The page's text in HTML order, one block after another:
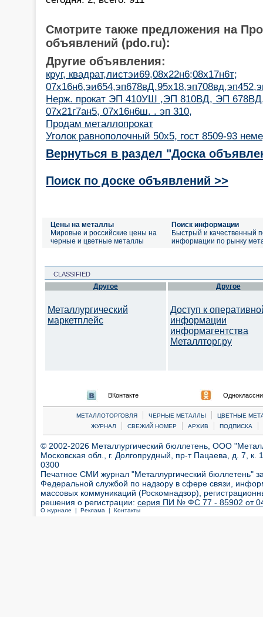
Смотрите также предложения на
объявлений (pdo.ru):
Другие объявления:
круг, квадрат,листэи69,08х22н6;08х17н6т;
Нерж. прокат ЭП 410УШ ,ЭП 810ВД, ЭП
07х21г7ан5, 07х16н6ш. . эп 310,
Продам металлопрокат
Уголок равнополочный 50х5, гост 8509-93
Вернуться в раздел "Доска
Поиск по доске объявлений >>
Цены на металлы
Мировые и российские цены на
черные и цветные металлы
Поиск информации
Быстрый и качественный
информации по рынку
CLASSIFIED
Другое
Металлургический
маркетплейс
Другое
Доступ к
информации
информагентства
Металлторг.ру
ВКонтакте
МЕТАЛЛОТОРГОВЛЯ | ЧЕРНЫЕ МЕТАЛЛЫ |
ЦВЕТНЫЕ
ЖУРНАЛ
| СВЕЖИЙ НОМЕР | АРХИВ | ПОДПИСКА |
© 2002-2026 Металлургический бюллетень, ООО
Московская обл., г. Долгопрудный, пр-т Пацаева, д. 7,
0300
Печатное СМИ журнал "Металлургический бюллетень"
Федеральной службой по надзору в сфере связи,
массовых коммуникаций (Роскомнадзор),
решения о регистрации: серия ПИ № ФС 77 - 85902 от 04
О журнале | Реклама | Контакты